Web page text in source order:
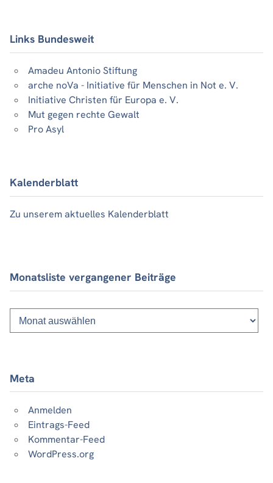
Links Bundesweit
Amadeu Antonio Stiftung
arche noVa - Initiative für Menschen in Not e. V.
Initiative Christen für Europa e. V.
Mut gegen rechte Gewalt
Pro Asyl
Kalenderblatt
Zu unserem aktuelles Kalenderblatt
Monatsliste vergangener Beiträge
Monatsliste
vergangener
Beiträge
Meta
Anmelden
Eintrags-Feed
Kommentar-Feed
WordPress.org